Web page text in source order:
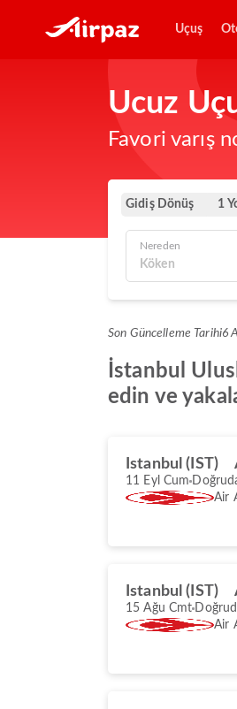
Uçuş
Ucuz
Favori varış
Gidiş Dönüş 1
Nereden
Son Güncelleme Tarihi6
İstanbul
edin ve
Istanbul (IST)
11 Eyl Cum
Air
Istanbul (IST)
15 Ağu Cmt
Air